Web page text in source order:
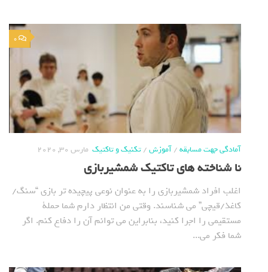
0
آمادگی جهت مسابقه/آموزش/تکنیک و تاکتیک مارس 30, 2020
نا شناخته های تاکتیک شمشیربازی
اغلب افراد شمشیربازی را به عنوان نوعی پیچیده تر بازی “سنگ/
کاغذ/قیچی” می شناسند. وقتی من انتظار دارم شما حملة
مستقیمی را اجرا کنید، بنابراین می توانم آن را دفاع کنم. اگر
شما فکر می...